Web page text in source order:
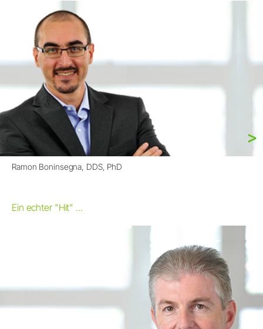
Ramon Boninsegna, DDS, PhD
Ein echter "Hit" ...